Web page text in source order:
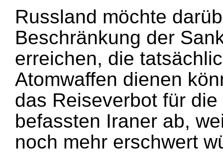
Russland möchte
Beschränkung der
erreichen, die
Atomwaffen dienen
das Reiseverbot für
befassten Iraner ab,
noch mehr erschwert